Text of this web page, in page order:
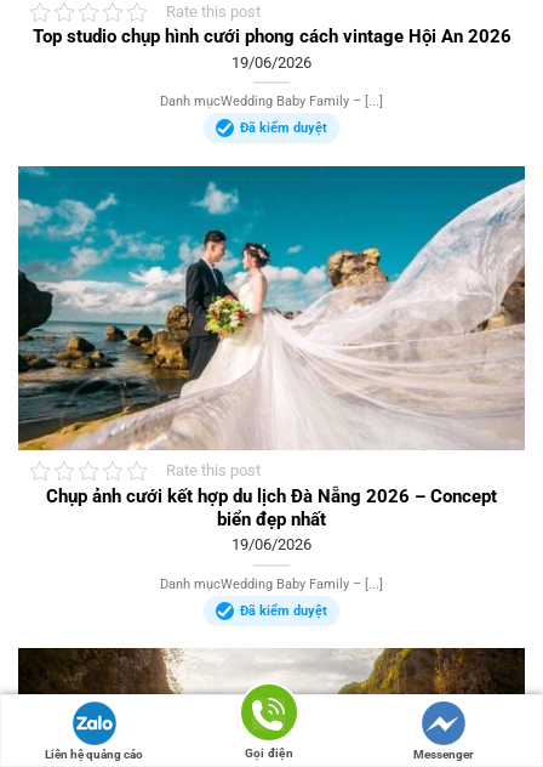
Rate this post
Top studio chụp hình cưới phong cách vintage Hội An 2026
19/06/2026
Danh mụcWedding Baby Family – [...]
Đã kiểm duyệt
Rate this post
Chụp ảnh cưới kết hợp du lịch Đà Nẵng 2026 – Concept
biển đẹp nhất
19/06/2026
Danh mụcWedding Baby Family – [...]
Đã kiểm duyệt
Liên hệ quảng cáo Gọi điện Messenger